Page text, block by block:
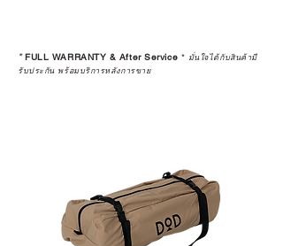
*FULL WARRANTY & After Service * มั่นใจได้กับสินค้ามี
รับประกัน พร้อมบริการหลังการขาย